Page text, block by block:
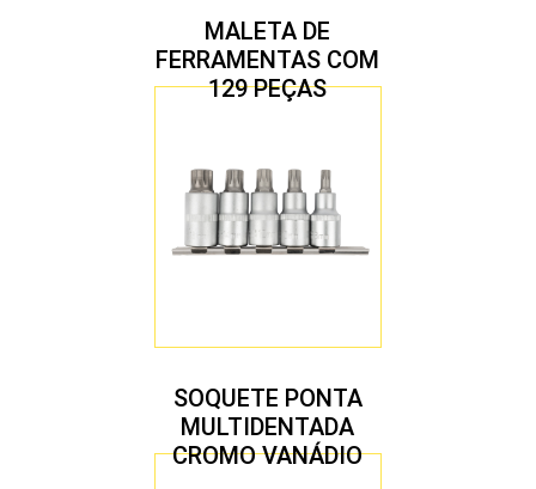
MALETA DE
FERRAMENTAS COM
129 PEÇAS
SOQUETE PONTA
MULTIDENTADA
CROMO VANÁDIO